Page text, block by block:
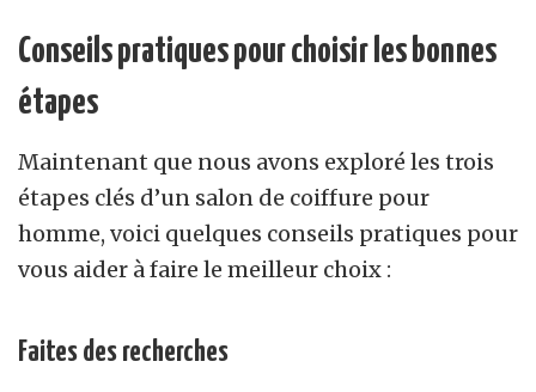
Conseils pratiques pour choisir les bonnes
étapes
Maintenant que nous avons exploré les trois
étapes clés d’un salon de coiffure pour
homme, voici quelques conseils pratiques pour
vous aider à faire le meilleur choix :
Faites des recherches